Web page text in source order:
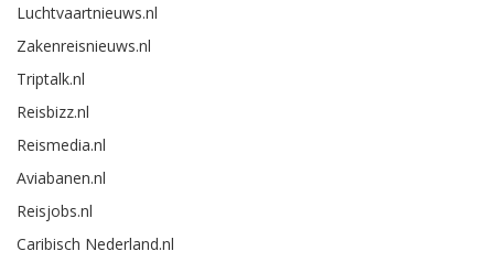
Luchtvaartnieuws.nl
Zakenreisnieuws.nl
Triptalk.nl
Reisbizz.nl
Reismedia.nl
Aviabanen.nl
Reisjobs.nl
Caribisch Nederland.nl